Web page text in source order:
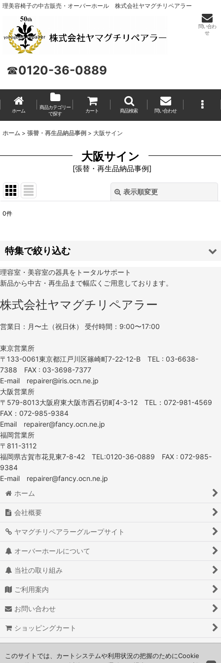
理美容椅子の中古販売・オーバーホール 株式会社ヤマグチリペアラー
☎0120-36-0889
問い合わ
せ
ホーム
商品カテゴリー
で探す
カート 商品検索 問い合わせ
ホーム > 張替・再生品納品事例 > 大阪サイン
大阪サイン
[張替・再生品納品事例]
表示順変更
並び順:
絞り込む
0件
特集で絞り込む
タカラベルモント
大広
アンティーク椅子
西村製作所
大阪サイン
TOTO
小野シャンブル
滝川
パイオニア
ウエラ
三星電機製作所
アトリエワールド
ワコー
ニチバン
ビューティーガレージ
理容室・美容室の器具をトータルサポート
新品から中古・再生品まで幅広くご用意しております。
株式会社ヤマグチリペアラー
営業日：月〜土（祝日休） 受付時間：9:00〜17:00
東京営業所
〒133-0061東京都江戸川区篠崎町7-22-12-B TEL : 03-6638-
7388 FAX : 03-3698-7377
E-mail repairer@iris.ocn.ne.jp
大阪営業所
〒579-8013大阪府東大阪市西石切町4-3-12 TEL：072-981-4569
FAX：072-985-9384
Email repairer@fancy.ocn.ne.jp
福岡営業所
〒811-3112
福岡県古賀市花見東7-8-42 TEL:0120-36-0889 FAX : 072-985-
9384
E-mail repairer@fancy.ocn.ne.jp
ホーム
会社概要
ヤマグチリペアラーグループサイト
オーバーホールについて
当社の取り組み
ご利用案内
お問い合わせ
ショッピングカート
このサイトでは、カートシステムや利用状況の把握のためにCookie